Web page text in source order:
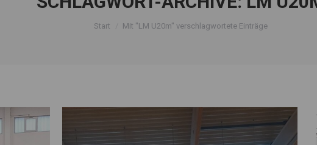
Sie befinden sich hier:
Start Mit "LM U20m" verschlagwortete Einträge